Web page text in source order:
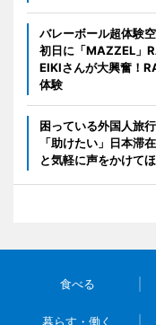
バレーボール超体験
初日に「MAZZEL」
EIKIさんが大興奮！
体験
困っている外国人旅
「助けたい」日本滞
と気軽に声をかけてほ
食べる
暮らす・働く